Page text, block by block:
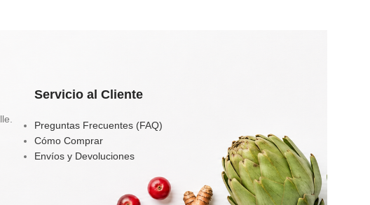
Servicio al Cliente
Preguntas Frecuentes (FAQ)
Cómo Comprar
Envíos y Devoluciones